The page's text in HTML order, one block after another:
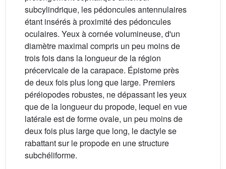
subcylindrique, les pédoncules antennulaires
étant insérés à proximité des pédoncules
oculaires. Yeux à cornée volumineuse, d'un
diamètre maximal compris un peu moins de
trois fois dans la longueur de la région
précervicale de la carapace. Épistome près
de deux fois plus long que large. Premiers
péréiopodes robustes, ne dépassant les yeux
que de la longueur du propode, lequel en vue
latérale est de forme ovale, un peu moins de
deux fois plus large que long, le dactyle se
rabattant sur le propode en une structure
subchéliforme.